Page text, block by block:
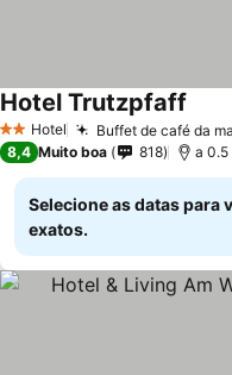
2 Estrelas
Hotel Buffet de café da
Hotel Trutzpfaff
8,4 Muito boa 818 a 0.5
Selecione as datas para
exatos.